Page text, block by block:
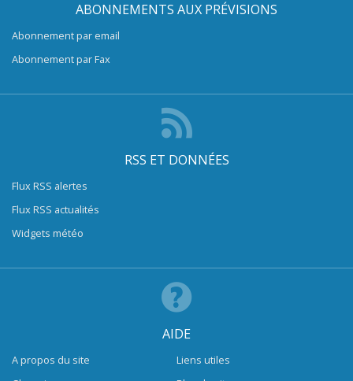
ABONNEMENTS AUX PRÉVISIONS
Abonnement par email
Abonnement par Fax
RSS ET DONNÉES
Flux RSS alertes
Flux RSS actualités
Widgets météo
AIDE
A propos du site
Liens utiles